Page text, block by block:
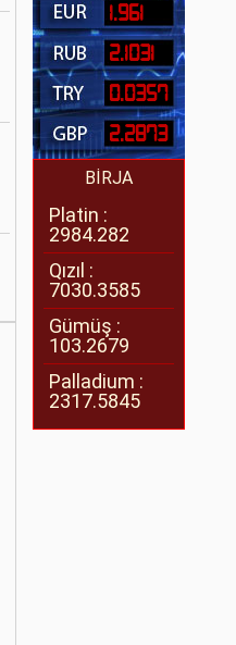
1.961
2.1031
0.0357
2.2873
BİRJA
Platin :
2984.282
Qızıl :
7030.3585
Gümüş :
103.2679
Palladium :
2317.5845